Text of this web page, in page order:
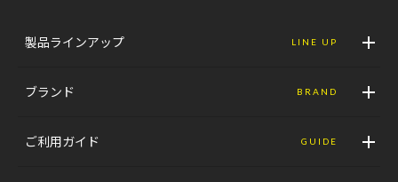
製品ラインアップ LINE UP
ブランド BRAND
ご利用ガイド GUIDE